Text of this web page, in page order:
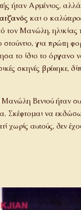
ήταν Αρμένιος,
και ο
τον Μανώλη,
στούντιο, για πρώτη
το ίδιο το όργανο να
σκηνές βρέθηκε,
Βενιού ήταν
Σκέφτομαι να
χωρίς αυτούς, δεν